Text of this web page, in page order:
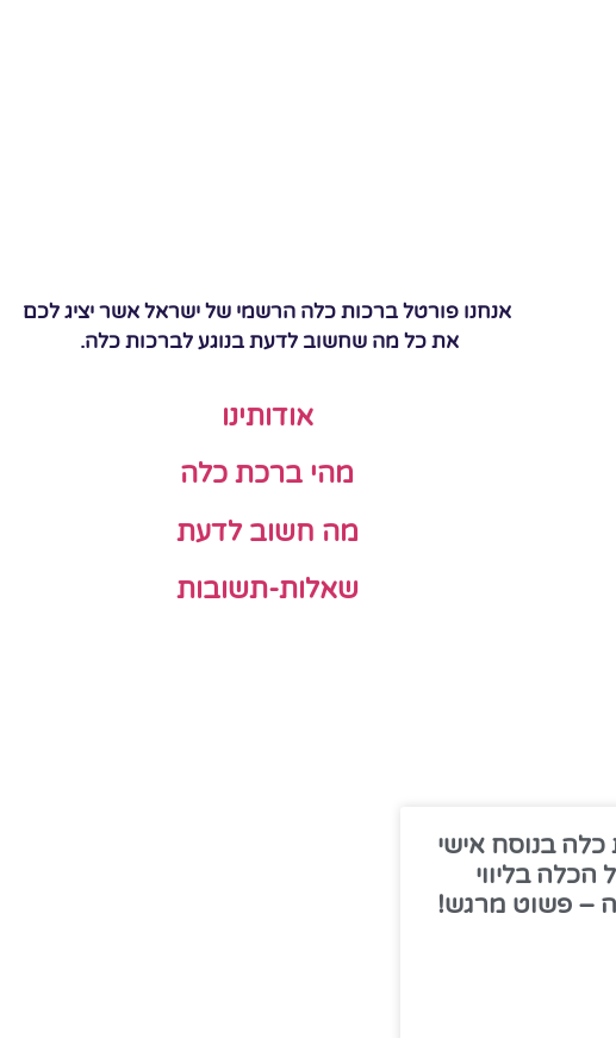
אנחנו פורטל ברכות כלה הרשמי של ישראל אשר יציג לכם
את כל מה שחשוב לדעת בנוגע לברכות כלה.
אודותינו
מהי ברכת כלה
מה חשוב לדעת
שאלות-תשובות
בנוסח אישי
הכלה בליווי
– פשוט מרגש!